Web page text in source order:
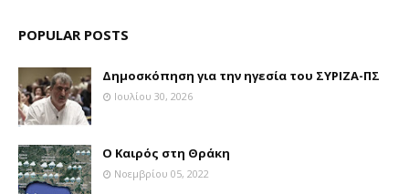
POPULAR POSTS
Δημοσκόπηση για την ηγεσία του ΣΥΡΙΖΑ-ΠΣ
Ιουλίου 30, 2026
Ο Καιρός στη Θράκη
Νοεμβρίου 05, 2022